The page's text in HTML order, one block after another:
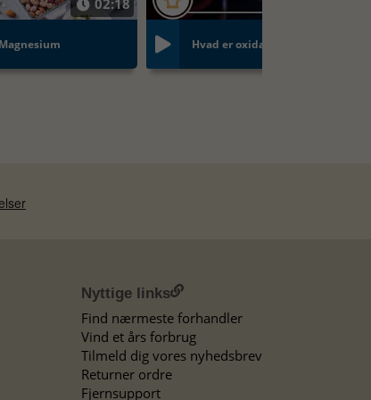
02:18
Hvad er oxidativt stress?
Nyttige links
Find nærmeste forhandler
Vind et års forbrug
Tilmeld dig vores nyhedsbrev
Returner ordre
Fjernsupport